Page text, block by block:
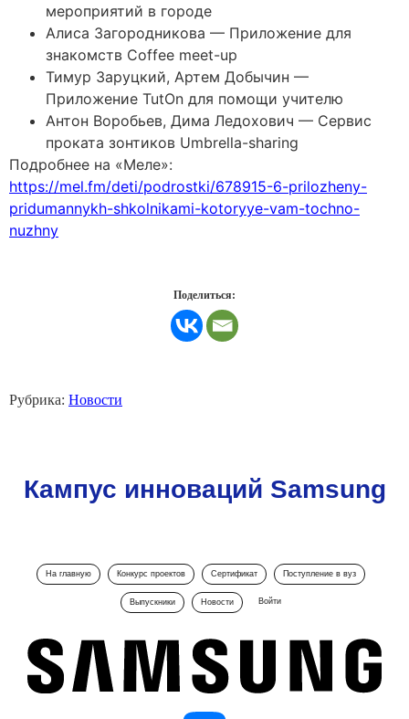
мероприятий в городе
Алиса Загородникова — Приложение для
знакомств Coffee meet-up
Тимур Заруцкий, Артем Добычин —
Приложение TutOn для помощи учителю
Антон Воробьев, Дима Ледохович — Сервис
проката зонтиков Umbrella-sharing
Подробнее на «Меле»:
https://mel.fm/deti/podrostki/678915-6-prilozheny-
pridumannykh-shkolnikami-kotoryye-vam-tochno-
nuzhny
Поделиться:
Рубрика: Новости
Кампус инноваций Samsung
На главную Конкурс проектов Сертификат Поступление в вуз
Выпускники Новости Войти